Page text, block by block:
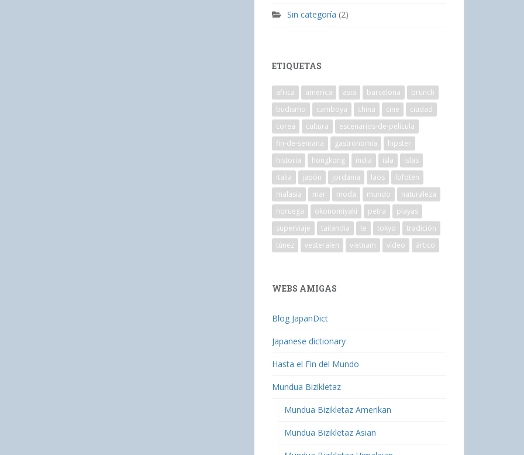
Sin categoría (2)
ETIQUETAS
africa america asia barcelona
brunch
budismo
camboya china cine
ciudad
corea
cultura
escenarios-de-película
fin-de-semana
gastronomía
hipster
historia
hongkong india isla
islas
italia
japón jordania laos
lofoten
malasia
mar moda mundo
naturaleza
noruega
okonomiyaki petra
playas
superviaje
tailandia te tokyo
tradición
túnez
vesteralen vietnam vídeo ártico
WEBS AMIGAS
Blog JapanDict
Japanese dictionary
Hasta el Fin del Mundo
Mundua Bizikletaz
Mundua Bizikletaz Amerikan
Mundua Bizikletaz Asian